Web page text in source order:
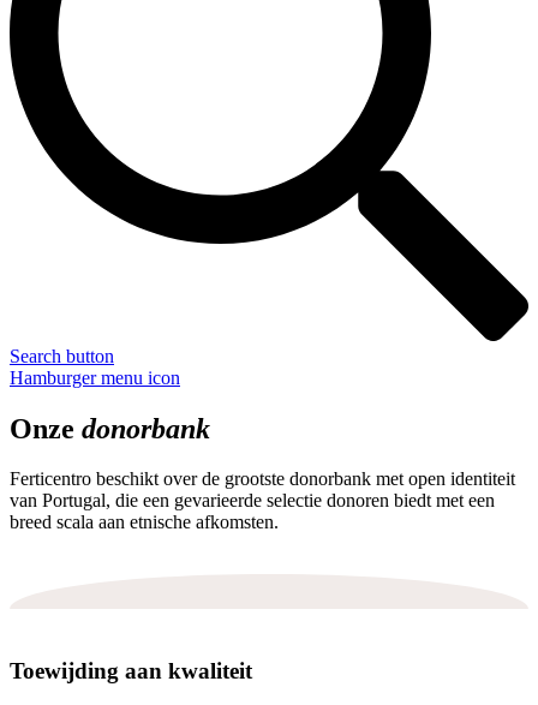
Search button
Hamburger menu icon
Onze donorbank​
Ferticentro beschikt over de grootste donorbank met open identiteit
van Portugal, die een gevarieerde selectie donoren biedt met een
breed scala aan etnische afkomsten.
Toewijding aan kwaliteit